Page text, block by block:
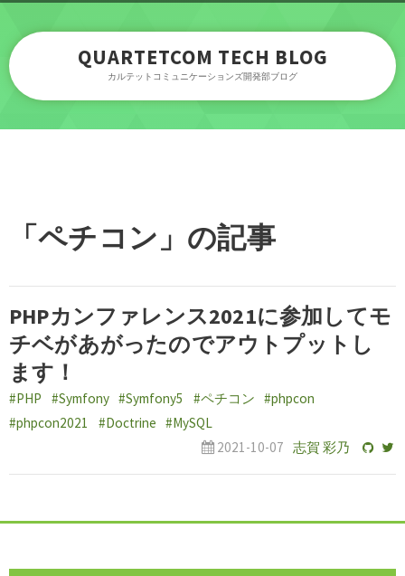
QUARTETCOM TECH BLOG
カルテットコミュニケーションズ開発部ブログ
「ペチコン」の記事
PHPカンファレンス2021に参加してモ
チベがあがったのでアウトプットし
ます！
#PHP #Symfony #Symfony5 #ペチコン #phpcon
#phpcon2021
#Doctrine #MySQL
2021-10-07 志賀 彩乃